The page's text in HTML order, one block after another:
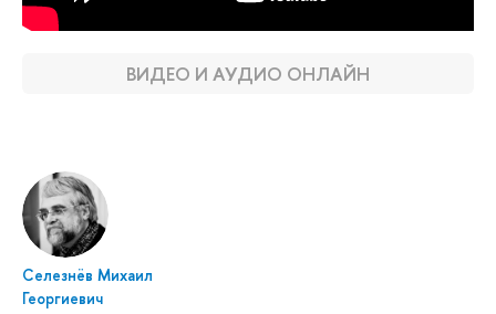
ВИДЕО И АУДИО ОНЛАЙН
Селезнёв Михаил
Георгиевич